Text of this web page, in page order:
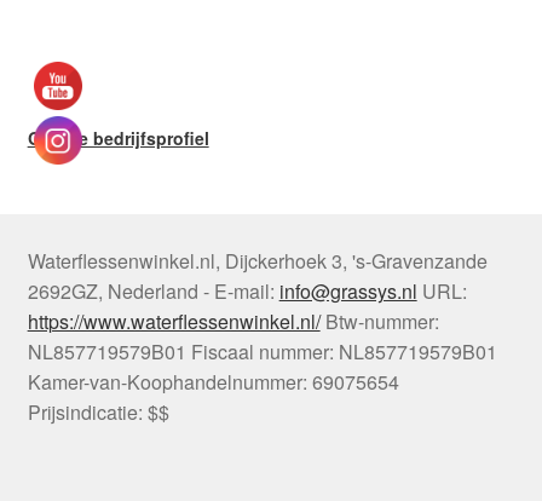
Google bedrijfsprofiel
Waterflessenwinkel.nl, Dijckerhoek 3, 's-Gravenzande
2692GZ, Nederland - E-mail: info@grassys.nl URL:
https://www.waterflessenwinkel.nl/ Btw-nummer:
NL857719579B01 Fiscaal nummer: NL857719579B01
Kamer-van-Koophandelnummer: 69075654
Prijsindicatie: $$